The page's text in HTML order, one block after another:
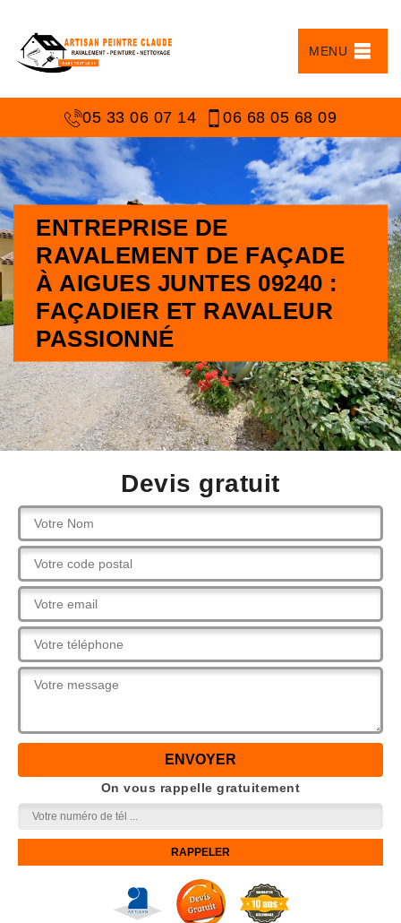
MENU
05 33 06 07 14 06 68 05 68 09
ENTREPRISE DE
RAVALEMENT DE FAÇADE
À AIGUES JUNTES 09240 :
FAÇADIER ET RAVALEUR
PASSIONNÉ
Devis gratuit
On vous rappelle gratuitement